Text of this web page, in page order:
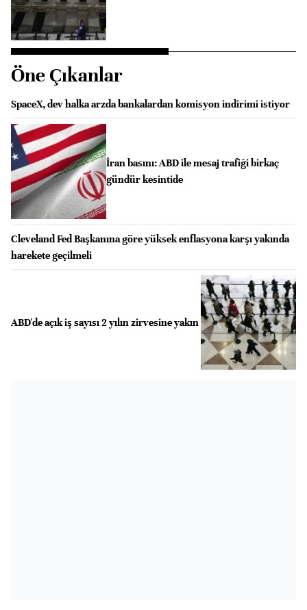
Öne Çıkanlar
SpaceX, dev halka arzda bankalardan komisyon indirimi istiyor
İran basını: ABD ile mesaj trafiği birkaç
gündür kesintide
Cleveland Fed Başkanına göre yüksek enflasyona karşı yakında
harekete geçilmeli
ABD'de açık iş sayısı 2 yılın zirvesine yakın